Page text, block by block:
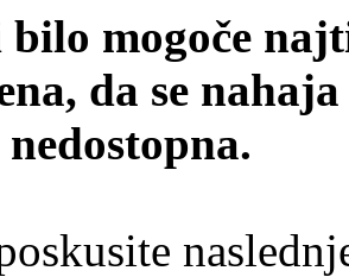
mogoče
da se